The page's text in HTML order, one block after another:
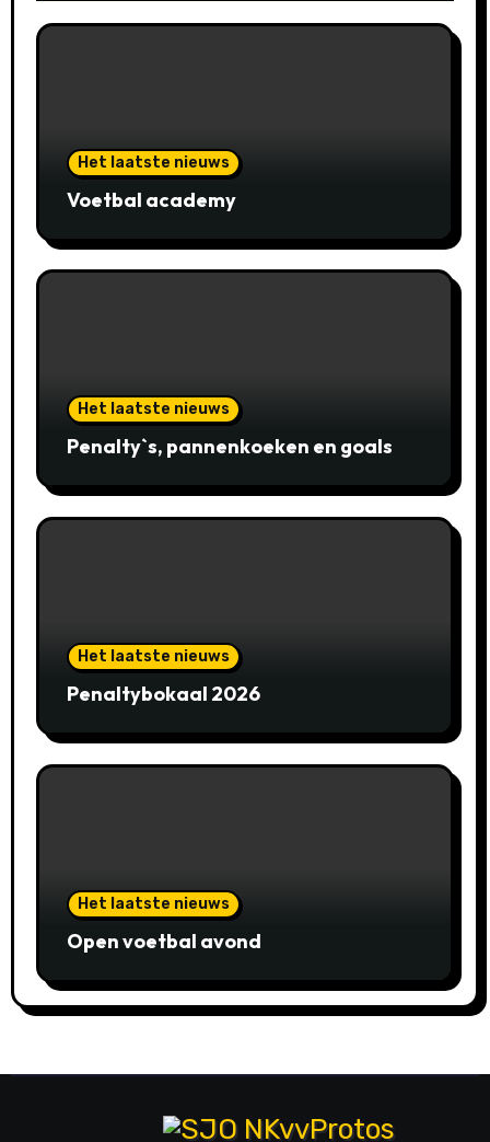
Het laatste nieuws
Voetbal academy
Het laatste nieuws
Penalty`s, pannenkoeken en goals
Het laatste nieuws
Penaltybokaal 2026
Het laatste nieuws
Open voetbal avond